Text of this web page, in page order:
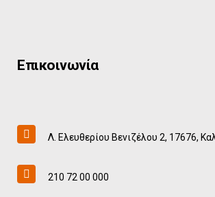
Επικοινωνία
Λ. Ελευθερίου Βενιζέλου 2, 17676,
210 72 00 000